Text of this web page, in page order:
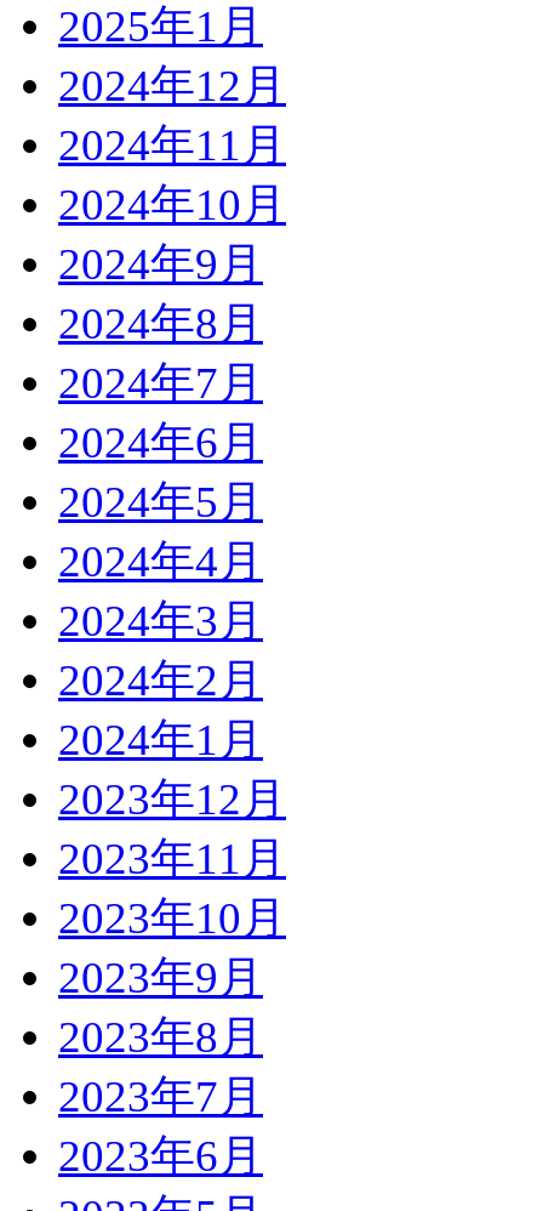
2025年1月
2024年12月
2024年11月
2024年10月
2024年9月
2024年8月
2024年7月
2024年6月
2024年5月
2024年4月
2024年3月
2024年2月
2024年1月
2023年12月
2023年11月
2023年10月
2023年9月
2023年8月
2023年7月
2023年6月